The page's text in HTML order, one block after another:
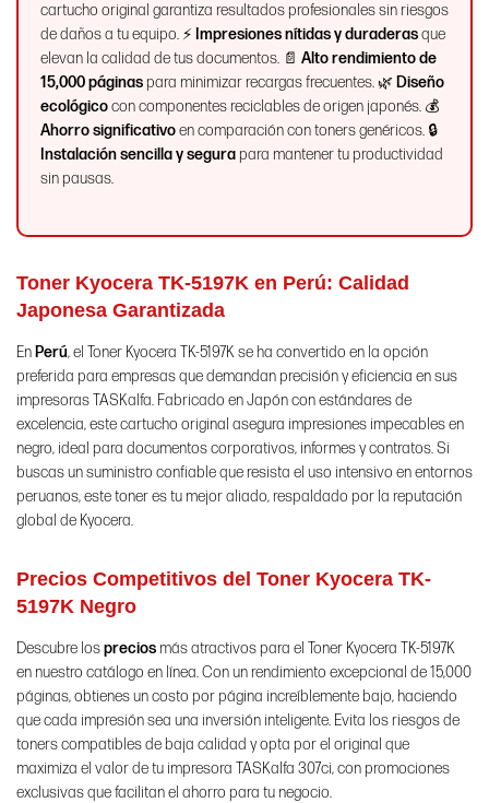
cartucho original garantiza resultados profesionales sin riesgos
de daños a tu equipo. ⚡ Impresiones nítidas y duraderasque
elevan la calidad de tus documentos. 📄 Alto rendimiento de
15,000 páginas para minimizar recargas frecuentes. 🌿 Diseño
ecológicocon componentes reciclables de origen japonés. 💰
Ahorro significativoen comparación con toners genéricos. 🔒
Instalación sencilla y segura para mantener tu productividad
sin pausas.
Toner Kyocera TK-5197K en Perú: Calidad
Japonesa Garantizada
En Perú, el Toner Kyocera TK-5197K se ha convertido en la opción
preferida para empresas que demandan precisión y eficiencia en sus
impresoras TASKalfa. Fabricado en Japón con estándares de
excelencia, este cartucho original asegura impresiones impecables en
negro, ideal para documentos corporativos, informes y contratos. Si
buscas un suministro confiable que resista el uso intensivo en entornos
peruanos, este toner es tu mejor aliado, respaldado por la reputación
global de Kyocera.
Precios Competitivos del Toner Kyocera TK-
5197K Negro
Descubre losprecios más atractivos para el Toner Kyocera TK-5197K
en nuestro catálogo en línea. Con un rendimiento excepcional de 15,000
páginas, obtienes un costo por página increíblemente bajo, haciendo
que cada impresión sea una inversión inteligente. Evita los riesgos de
toners compatibles de baja calidad y opta por el original que
maximiza el valor de tu impresora TASKalfa 307ci, con promociones
exclusivas que facilitan el ahorro para tu negocio.